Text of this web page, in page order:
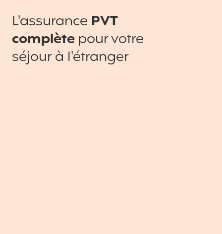
L'assurance PVT
complètepour votre
séjour à l'étranger